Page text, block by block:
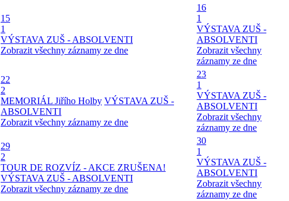
15
1
VÝSTAVA ZUŠ - ABSOLVENTI
Zobrazit všechny záznamy ze dne
16
1
VÝSTAVA ZUŠ -
ABSOLVENTI
Zobrazit všechny
záznamy ze dne
22
2
MEMORIÁL Jiřího Holby VÝSTAVA ZUŠ -
ABSOLVENTI
Zobrazit všechny záznamy ze dne
23
1
VÝSTAVA ZUŠ -
ABSOLVENTI
Zobrazit všechny
záznamy ze dne
29
2
TOUR DE ROZVÍZ - AKCE ZRUŠENA!
VÝSTAVA ZUŠ - ABSOLVENTI
Zobrazit všechny záznamy ze dne
30
1
VÝSTAVA ZUŠ -
ABSOLVENTI
Zobrazit všechny
záznamy ze dne